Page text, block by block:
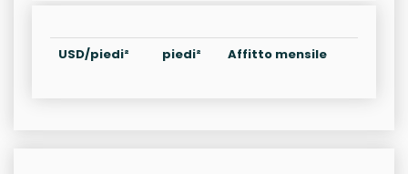
USD/piedi² piedi² Affitto mensile